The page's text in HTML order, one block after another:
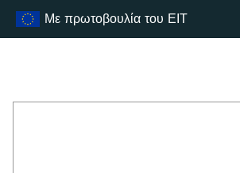
Με πρωτοβουλία του ΕΙΤ